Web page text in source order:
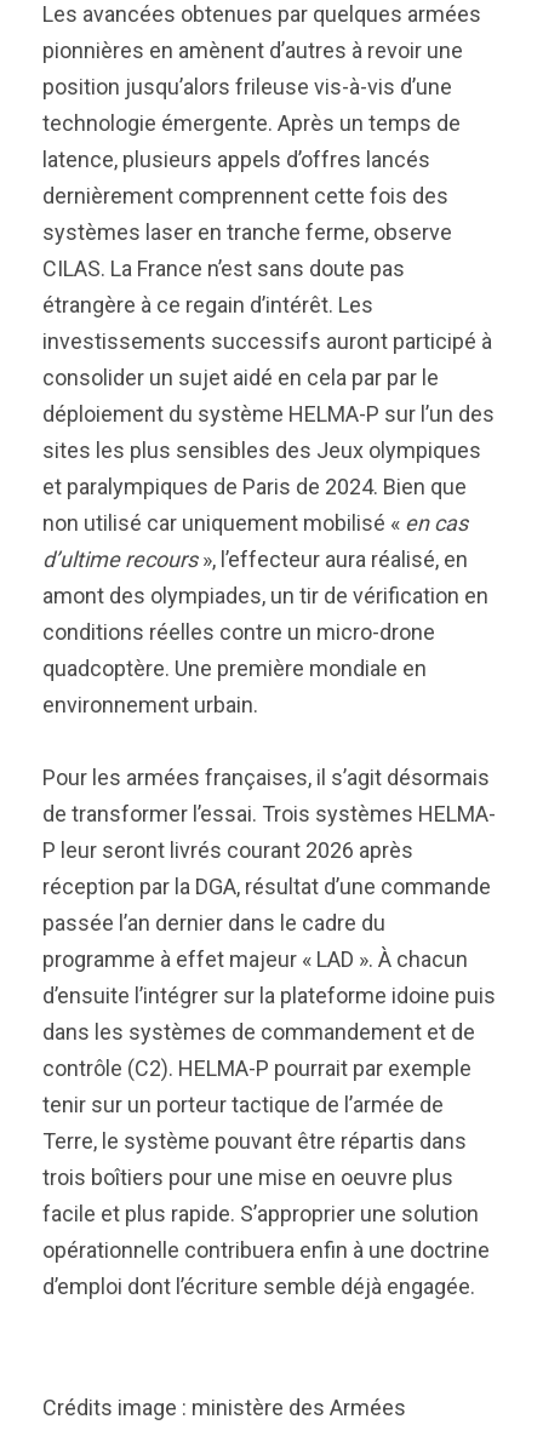
Les avancées obtenues par quelques armées
pionnières en amènent d’autres à revoir une
position jusqu’alors frileuse vis-à-vis d’une
technologie émergente. Après un temps de
latence, plusieurs appels d’offres lancés
dernièrement comprennent cette fois des
systèmes laser en tranche ferme, observe
CILAS. La France n’est sans doute pas
étrangère à ce regain d’intérêt. Les
investissements successifs auront participé à
consolider un sujet aidé en cela par par le
déploiement du système HELMA-P sur l’un des
sites les plus sensibles des Jeux olympiques
et paralympiques de Paris de 2024. Bien que
non utilisé car uniquement mobilisé « en cas
d’ultime recours», l’effecteur aura réalisé, en
amont des olympiades, un tir de vérification en
conditions réelles contre un micro-drone
quadcoptère. Une première mondiale en
environnement urbain.
Pour les armées françaises, il s’agit désormais
de transformer l’essai. Trois systèmes HELMA-
P leur seront livrés courant 2026 après
réception par la DGA, résultat d’une commande
passée l’an dernier dans le cadre du
programme à effet majeur « LAD ». À chacun
d’ensuite l’intégrer sur la plateforme idoine puis
dans les systèmes de commandement et de
contrôle (C2). HELMA-P pourrait par exemple
tenir sur un porteur tactique de l’armée de
Terre, le système pouvant être répartis dans
trois boîtiers pour une mise en oeuvre plus
facile et plus rapide. S’approprier une solution
opérationnelle contribuera enfin à une doctrine
d’emploi dont l’écriture semble déjà engagée.
Crédits image : ministère des Armées